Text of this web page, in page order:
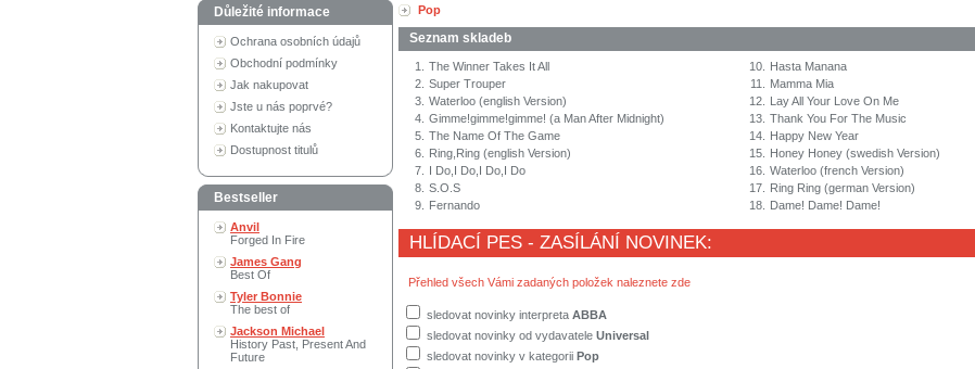
Důležité informace
Ochrana osobních údajů
Obchodní podmínky
Jak nakupovat
Jste u nás poprvé?
Kontaktujte nás
Dostupnost titulů
Bestseller
Anvil
Forged In Fire
James Gang
Best Of
Tyler Bonnie
The best of
Jackson Michael
History Past, Present And
Future
Pop
Seznam skladeb
1.
The Winner Takes It All
2. Super Trouper
3. Waterloo (english Version)
4. Gimme!gimme!gimme! (a Man After Midnight)
5. The Name Of The Game
6.
Ring,Ring (english Version)
7.
I Do,I Do,I Do,I Do
8. S.O.S
9.
Fernando
10.
Hasta Manana
11.
Mamma Mia
12.
Lay All Your Love On Me
13. Thank You For The Music
14.
Happy New Year
15.
Honey Honey (swedish Version)
16. Waterloo (french Version)
17.
Ring Ring (german Version)
18.
Dame! Dame! Dame!
HLÍDACÍ PES - ZASÍLÁNÍ NOVINEK:
Přehled všech Vámi zadaných položek naleznete zde
sledovat novinky interpreta ABBA
sledovat novinky od vydavatele Universal
sledovat novinky v kategorii Pop